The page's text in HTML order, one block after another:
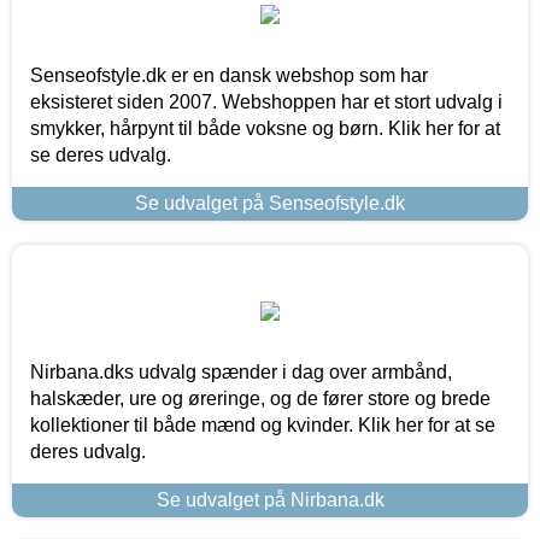
Senseofstyle.dk er en dansk webshop som har
eksisteret siden 2007. Webshoppen har et stort udvalg i
smykker, hårpynt til både voksne og børn. Klik her for at
se deres udvalg.
Se udvalget på Senseofstyle.dk
Nirbana.dks udvalg spænder i dag over armbånd,
halskæder, ure og øreringe, og de fører store og brede
kollektioner til både mænd og kvinder. Klik her for at se
deres udvalg.
Se udvalget på Nirbana.dk